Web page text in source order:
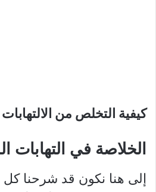
كيفية التخلص من الالتهابات
الخلاصة في التهابات
إلى هنا نكون قد شرحنا كل